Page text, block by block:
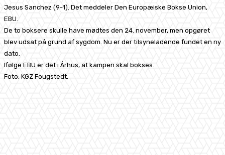
Jesus Sanchez (9-1). Det meddeler Den Europæiske Bokse Union,
EBU.
De to boksere skulle have mødtes den 24. november, men opgøret
blev udsat på grund af sygdom. Nu er der tilsyneladende fundet en ny
dato.
Ifølge EBU er det i Århus, at kampen skal bokses.
Foto: KGZ Fougstedt.